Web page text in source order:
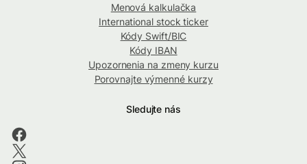
Menová kalkulačka
International stock ticker
Kódy Swift/BIC
Kódy IBAN
Upozornenia na zmeny kurzu
Porovnajte výmenné kurzy
Sledujte nás